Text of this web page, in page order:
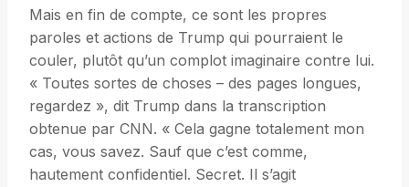
Mais en fin de compte, ce sont les propres
paroles et actions de Trump qui pourraient le
couler, plutôt qu’un complot imaginaire contre lui.
« Toutes sortes de choses – des pages longues,
regardez », dit Trump dans la transcription
obtenue par CNN. « Cela gagne totalement mon
cas, vous savez. Sauf que c’est comme,
hautement confidentiel. Secret. Il s’agit